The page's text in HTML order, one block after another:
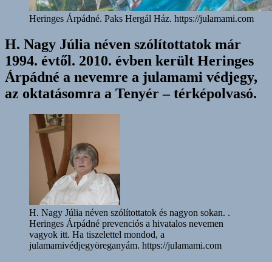
Heringes Árpádné. Paks Hergál Ház. https://julamami.com
H. Nagy Júlia néven szólítottatok már
1994. évtől. 2010. évben került Heringes
Árpádné a nevemre a julamami védjegy,
az oktatásomra a Tenyér – térképolvasó.
H. Nagy Júlia néven szólítottatok és nagyon sokan. .
Heringes Árpádné prevenciós a hivatalos nevemen
vagyok itt. Ha tiszelettel mondod, a
julamamivédjegyöreganyám. https://julamami.com